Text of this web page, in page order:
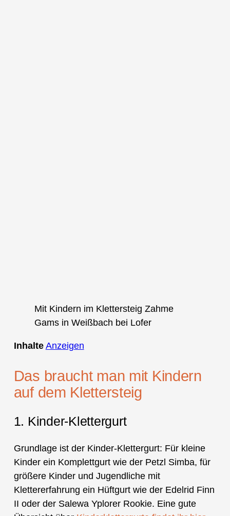
Mit Kindern im Klettersteig Zahme
Gams in Weißbach bei Lofer
Inhalte Anzeigen
Das braucht man mit Kindern
auf dem Klettersteig
1. Kinder-Klettergurt
Grundlage ist der Kinder-Klettergurt: Für kleine
Kinder ein Komplettgurt wie der Petzl Simba, für
größere Kinder und Jugendliche mit
Klettererfahrung ein Hüftgurt wie der Edelrid Finn
II oder der Salewa Yplorer Rookie. Eine gute